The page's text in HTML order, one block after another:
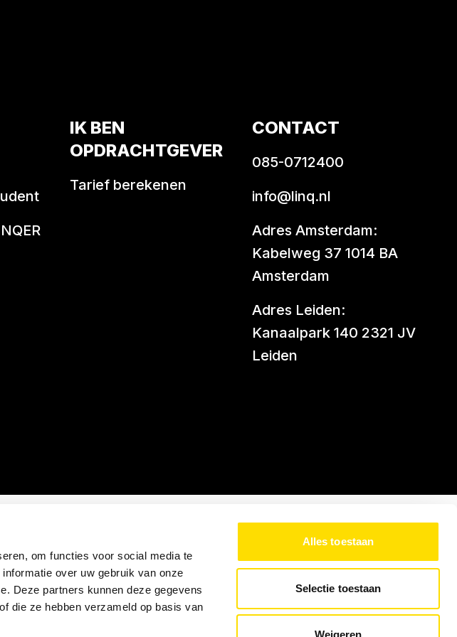
om functies voor social media te
over uw gebruik van onze
Deze partners kunnen deze gegevens
die ze hebben verzameld op basis van
Alles toestaan
Selectie toestaan
Weigeren
IK BEN
OPDRACHTGEVER
Tarief berekenen
CONTACT
085-0712400
info@linq.nl
Adres Amsterdam:
Kabelweg 37 1014 BA
Amsterdam
Adres Leiden:
Kanaalpark 140 2321 JV
Leiden